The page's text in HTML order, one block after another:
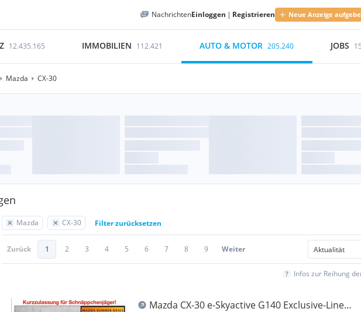
NachrichtenEinloggen | Registrieren Neue Anzeige
12.435.165 IMMOBILIEN 112.421 AUTO & MOTOR 205.240 JOBS
Mazda CX-30
Mazda CX-30 Filter zurücksetzen
Zurück 1 2 3 4 5 6 7 8 9 Weiter
Infos zur Reihung
Mazda CX-30 e-Skyactive G140 Exclusive-Line